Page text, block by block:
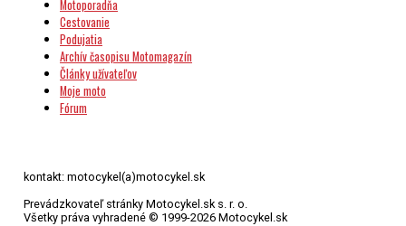
Motoporadňa
Cestovanie
Podujatia
Archív časopisu Motomagazín
Články užívateľov
Moje moto
Fórum
kontakt: motocykel(a)motocykel.sk
Prevádzkovateľ stránky Motocykel.sk s. r. o.
Všetky práva vyhradené © 1999-2026 Motocykel.sk